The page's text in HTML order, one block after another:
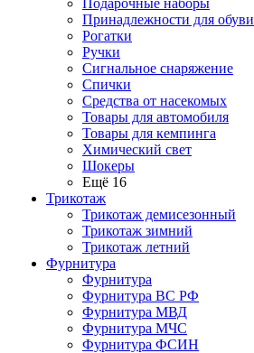
Подарочные наборы
Принадлежности для обуви
Рогатки
Ручки
Сигнальное снаряжение
Спички
Средства от насекомых
Товары для автомобиля
Товары для кемпинга
Химический свет
Шокеры
Ещё 16
Трикотаж
Трикотаж демисезонный
Трикотаж зимний
Трикотаж летний
Фурнитура
Фурнитура
Фурнитура ВС РФ
Фурнитура МВД
Фурнитура МЧС
Фурнитура ФСИН